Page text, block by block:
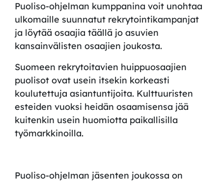
Puoliso-ohjelman kumppanina voit unohtaa
ulkomaille suunnatut rekrytointikampanjat
ja löytää osaajia täällä jo asuvien
kansainvälisten osaajien joukosta.
Suomeen rekrytoitavien huippuosaajien
puolisot ovat usein itsekin korkeasti
koulutettuja asiantuntijoita. Kulttuuristen
esteiden vuoksi heidän osaamisensa jää
kuitenkin usein huomiotta paikallisilla
työmarkkinoilla.
Puoliso-ohjelman jäsenten joukossa on